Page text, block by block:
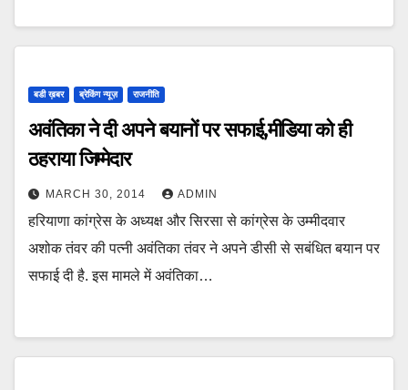
बडी ख़बर ब्रेकिंग न्यूज़ राजनीति
अवंतिका ने दी अपने बयानों पर सफाई,मीडिया को ही
ठहराया जिम्मेदार
MARCH 30, 2014 ADMIN
हरियाणा कांग्रेस के अध्यक्ष और सिरसा से कांग्रेस के उम्मीदवार
अशोक तंवर की पत्नी अवंतिका तंवर ने अपने डीसी से सबंधित बयान पर
सफाई दी है. इस मामले में अवंतिका…